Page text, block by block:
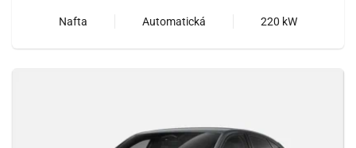
Nafta Automatická 220 kW